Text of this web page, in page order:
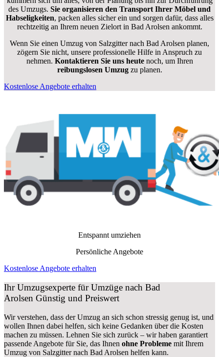
des Umzugs. Sie organisieren den Transport Ihrer Möbel und
Habseligkeiten, packen alles sicher ein und sorgen dafür, dass alles
rechtzeitig an Ihrem neuen Zielort in Bad Arolsen ankommt.
Wenn Sie einen Umzug von Salzgitter nach Bad Arolsen planen,
zögern Sie nicht, unsere professionelle Hilfe in Anspruch zu
nehmen. Kontaktieren Sie uns heutenoch, um Ihren
reibungslosen Umzugzu planen.
Kostenlose Angebote erhalten
Entspannt umziehen
Persönliche Angebote
Kostenlose Angebote erhalten
Ihr Umzugsexperte für Umzüge nach Bad
Arolsen Günstig und Preiswert
Wir verstehen, dass der Umzug an sich schon stressig genug ist, und
wollen Ihnen dabei helfen, sich keine Gedanken über die Kosten
machen zu müssen. Lehnen Sie sich zurück – wir haben garantiert
passende Angebote für Sie, das Ihnen ohne Probleme mit Ihrem
Umzug von Salzgitter nach Bad Arolsen helfen kann.